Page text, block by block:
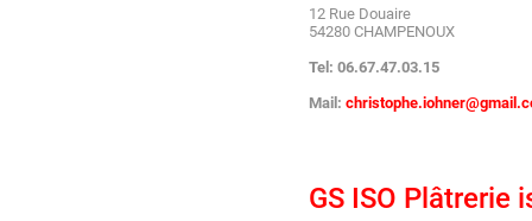
12 Rue Douaire
54280 CHAMPENOUX
Tel: 06.67.47.03.15
Mail:
GS ISO Plâtrerie